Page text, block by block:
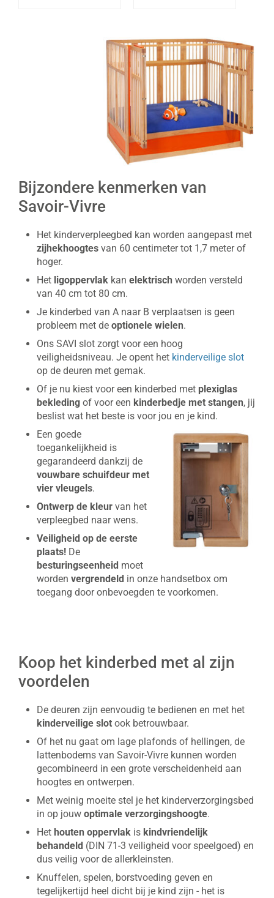
Bijzondere kenmerken van
Savoir-Vivre
Het kinderverpleegbed kan worden aangepast met
zijhekhoogtes van 60 centimeter tot 1,7 meter of
hoger.
Het ligoppervlak kan elektrisch worden versteld
van 40 cm tot 80 cm.
Je kinderbed van A naar B verplaatsen is geen
probleem met de optionele wielen.
Ons SAVI slot zorgt voor een hoog
veiligheidsniveau. Je opent het kinderveilige slot
op de deuren met gemak.
Of je nu kiest voor een kinderbed met plexiglas
bekleding of voor een kinderbedje met stangen, jij
beslist wat het beste is voor jou en je kind.
Een goede
toegankelijkheid is
gegarandeerd dankzij de
vouwbare schuifdeur met
vier vleugels.
Ontwerp de kleur van het
verpleegbed naar wens.
Veiligheid op de eerste
plaats! De
besturingseenheid moet
worden vergrendeld in onze handsetbox om
toegang door onbevoegden te voorkomen.
Koop het kinderbed met al zijn
voordelen
De deuren zijn eenvoudig te bedienen en met het
kinderveilige slot ook betrouwbaar.
Of het nu gaat om lage plafonds of hellingen, de
lattenbodems van Savoir-Vivre kunnen worden
gecombineerd in een grote verscheidenheid aan
hoogtes en ontwerpen.
Met weinig moeite stel je het kinderverzorgingsbed
in op jouw optimale verzorgingshoogte.
Het houten oppervlak is kindvriendelijk
behandeld (DIN 71-3 veiligheid voor speelgoed) en
dus veilig voor de allerkleinsten.
Knuffelen, spelen, borstvoeding geven en
tegelijkertijd heel dicht bij je kind zijn - het is